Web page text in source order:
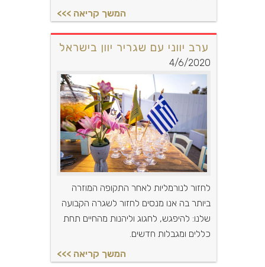
ערב יווני עם שגריר יוון בישראל
4/6/2020
לחזור לנורמליות לאחר התקופה המוזרה
ביותר בה אנו מנסים לחזור לשגרה הקבועה
שלנו: להיפגש, לחגוג וליהנות מהחיים תחת
כללים ומגבלות חדשים.